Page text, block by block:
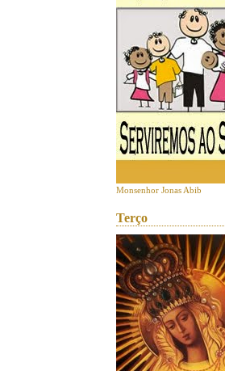
Monsenhor Jonas Abib
Terço